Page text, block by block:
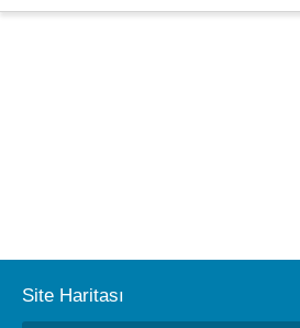
Site Haritası